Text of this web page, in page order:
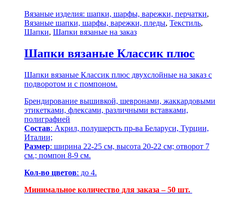
Вязаные изделия: шапки, шарфы, варежки, перчатки,
Вязаные шапки, шарфы, варежки, пледы, Текстиль,
Шапки, Шапки вязаные на заказ
Шапки вязаные Классик плюс
Шапки вязаные Классик плюс двухслойные на заказ с
подворотом и с помпоном.
Брендирование вышивкой, шевронами, жаккардовыми
этикетками, флексами, различными вставками,
полиграфией
Состав: Акрил, полушерсть пр-ва Беларуси, Турции,
Италии;
Размер: ширина 22-25 см, высота 20-22 см; отворот 7
см.; помпон 8-9 см.
Кол-во цветов: до 4.
Минимальное количество для заказа – 50 шт.